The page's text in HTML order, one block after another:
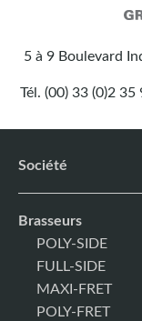
5 à 9 Boulevard
Tél. (00) 33 (0)2
Société
Brasseurs
POLY-SIDE
FULL-SIDE
MAXI-FRET
POLY-FRET